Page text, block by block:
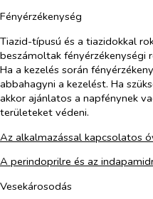
Fényérzékenység
Tiazid-típusú és a tiazidokkal
beszámoltak fényérzékenységi
Ha a kezelés során
abbahagyni a kezelést. Ha
akkor ajánlatos a napfénynek
területeket védeni.
Az alkalmazással kapcsolatos
A perindoprilre és az
Vesekárosodás